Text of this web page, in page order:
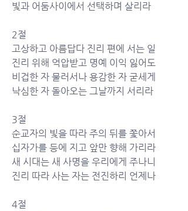
빛과 어둠사이에서 선택하며 살리라
2절
고상하고 아름답다 진리 편에 서는 일
진리 위해 억압받고 명예 이익 잃어도
비겁한 자 물러서나 용감한 자 굳세게
낙심한 자 돌아오는 그날까지 서리라
3절
순교자의 빛을 따라 주의 뒤를 쫓아서
십자가를 등에 지고 앞만 향해 가리라
새 시대는 새 사명을 우리에게 주나니
진리 따라 사는 자는 전진하리 언제나
4절